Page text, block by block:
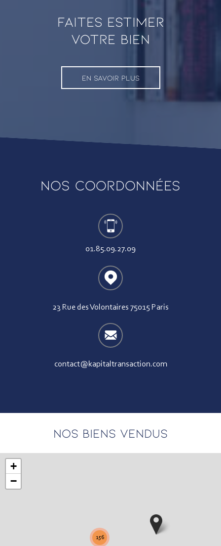
faites estimer
VOTRE BIEN
EN SAVOIR PLUS
Nos coordonnées
01.85.09.27.09
23 Rue des Volontaires 75015 Paris
contact@kapitaltransaction.com
NOS BIENS VENDUS
156
+
−